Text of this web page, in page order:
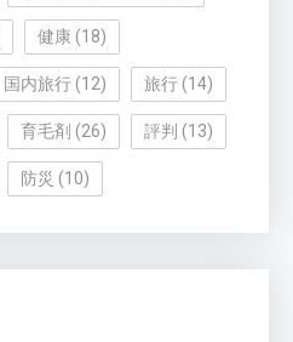
健康(18)
国内旅行(12) 旅行(14)
育毛剤 (26) 評判 (13)
防災 (10)